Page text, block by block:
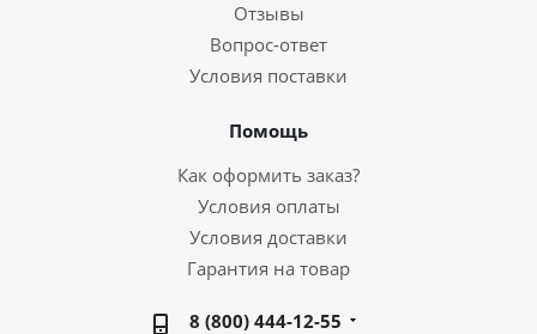
Отзывы
Вопрос-ответ
Условия поставки
Помощь
Как оформить заказ?
Условия оплаты
Условия доставки
Гарантия на товар
8 (800) 444-12-55